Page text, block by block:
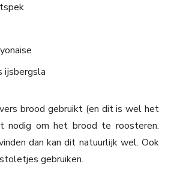
ijsbergsla
brood gebruikt (en dit is wel het
nodig om het brood te roosteren.
dan kan dit natuurlijk wel. Ook
gebruiken.